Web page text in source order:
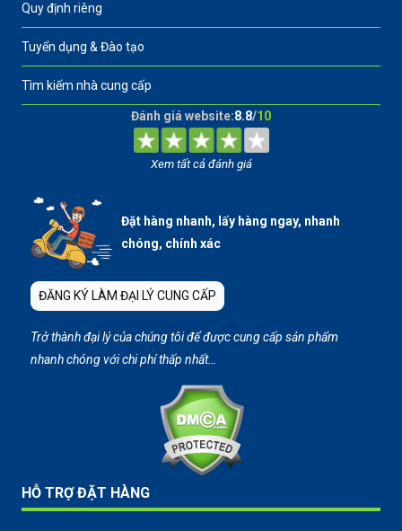
Quy định riêng
Tuyển dụng & Đào tạo
Tìm kiếm nhà cung cấp
Đánh giá website:8.8/10
Xem tất cả đánh giá
Đặt hàng nhanh, lấy hàng ngay, nhanh
chóng, chính xác
ĐĂNG KÝ LÀM ĐẠI LÝ CUNG CẤP
Trở thành đại lý của chúng tôi để được cung cấp sản phẩm
nhanh chóng với chi phí thấp nhất…
HỖ TRỢ ĐẶT HÀNG